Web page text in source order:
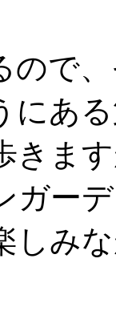
ので
にあ
きま
ガー
しみ